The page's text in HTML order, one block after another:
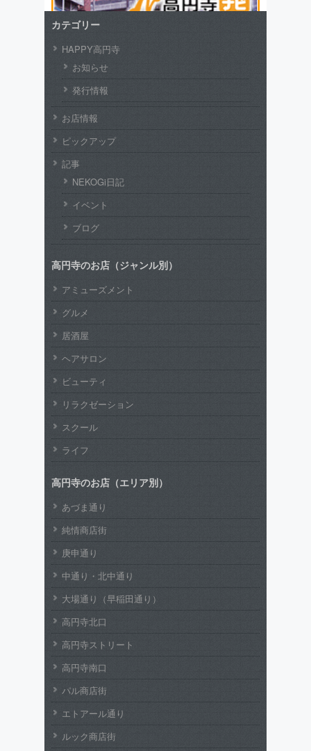
カテゴリー
HAPPY高円寺
お知らせ
発行情報
お店情報
ピックアップ
記事
NEKOGi日記
イベント
ブログ
高円寺のお店（ジャンル別）
アミューズメント
グルメ
居酒屋
ヘアサロン
ビューティ
リラクゼーション
スクール
ライフ
高円寺のお店（エリア別）
あづま通り
純情商店街
庚申通り
中通り・北中通り
大場通り（早稲田通り）
高円寺北口
高円寺ストリート
高円寺南口
パル商店街
エトアール通り
ルック商店街